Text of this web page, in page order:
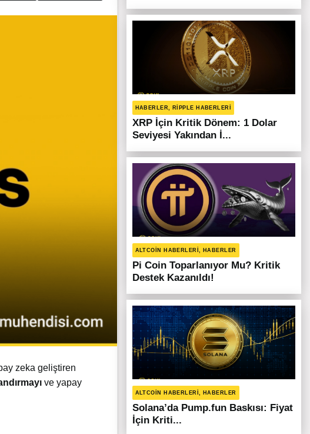
zeka geliştiren
ve yapay
HABERLER, RIPPLE HABERLERI
XRP İçin Kritik Dönem: 1 Dolar
Seviyesi Yakından İ...
ALTCOIN HABERLERI, HABERLER
Pi Coin Toparlanıyor Mu? Kritik
Destek Kazanıldı!
ALTCOIN HABERLERI, HABERLER
Solana’da Pump.fun Baskısı: Fiyat
İçin Kriti...